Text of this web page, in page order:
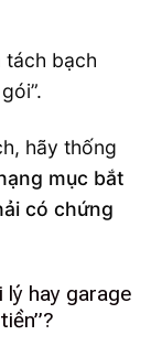
tách bạch
hãy thống
mục bắt
có chứng
lý hay garage